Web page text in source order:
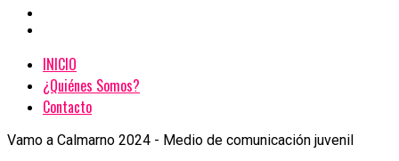
INICIO
¿Quiénes Somos?
Contacto
Vamo a Calmarno 2024 - Medio de comunicación juvenil